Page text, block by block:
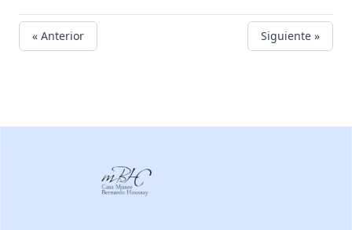
« Anterior Siguiente »